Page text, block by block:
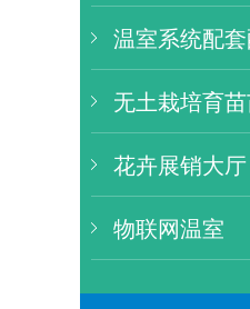
温室系统配
花卉展销大厅
物联网温室